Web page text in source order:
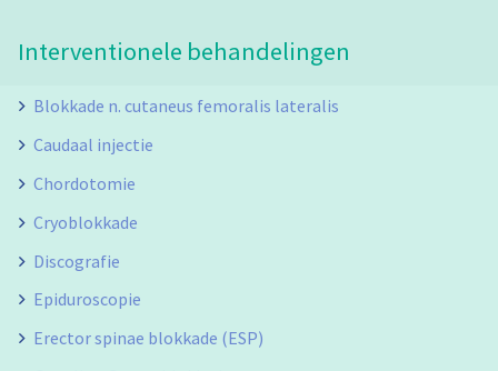
Interventionele behandelingen
Blokkade n. cutaneus femoralis lateralis
Caudaal injectie
Chordotomie
Cryoblokkade
Discografie
Epiduroscopie
Erector spinae blokkade (ESP)